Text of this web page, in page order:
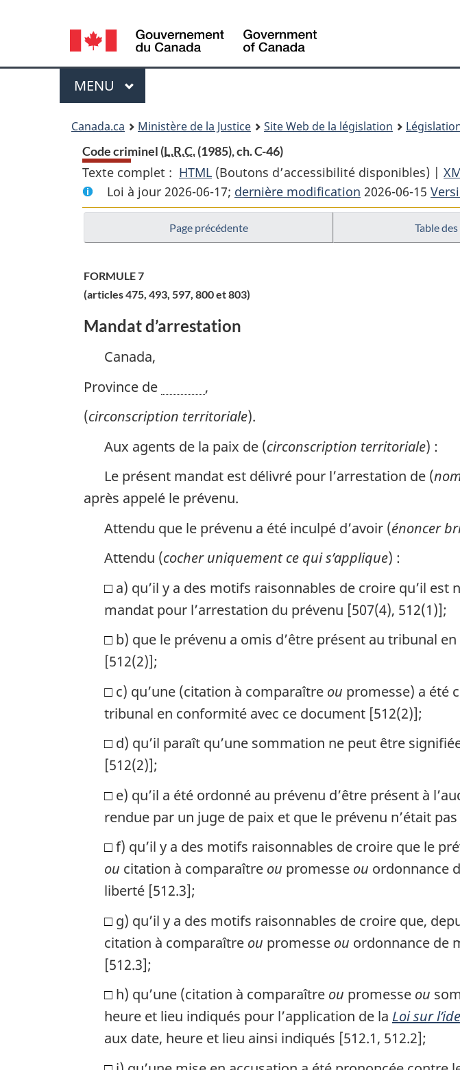
Language
selection
Menu
MENU PRINCIPAL
Canada.ca Ministère de la Justice Site Web de la législation
Code criminel (L.R.C.(1985), ch. C-46)
Texte complet : HTML Texte
complet
:
Code
(Boutons d’accessibilité disponibles) |
Loi à jour 2026-06-17; dernière modification 2026-06-15
Page précédente Table
FORMULE 7
(articles 475, 493, 597, 800 et 803)
Mandat d’arrestation
Canada,
Province de
,
(circonscription territoriale).
Aux agents de la paix de (circonscription territoriale) :
Le présent mandat est délivré pour l’arrestation de (
après appelé le prévenu.
Attendu que le prévenu a été inculpé d’avoir (énoncer
Attendu (cocher uniquement ce qui s’applique) :
□ a) qu’il y a des motifs raisonnables de croire qu’il
mandat pour l’arrestation du prévenu [507(4), 512(1)];
□ b) que le prévenu a omis d’être présent au tribunal
[512(2)];
□ c) qu’une (citation à comparaître ou promesse) a été
tribunal en conformité avec ce document [512(2)];
□ d) qu’il paraît qu’une sommation ne peut être
[512(2)];
□ e) qu’il a été ordonné au prévenu d’être présent à
rendue par un juge de paix et que le prévenu n’était
□f) qu’il y a des motifs raisonnables de croire que le
ou citation à comparaître ou promesse ou ordonnance
liberté [512.3];
□ g) qu’il y a des motifs raisonnables de croire que,
citation à comparaître ou promesse ou ordonnance de
[512.3];
□ h) qu’une (citation à comparaître ou promesse ou
heure et lieu indiqués pour l’application de la Loi sur
aux date, heure et lieu ainsi indiqués [512.1, 512.2];